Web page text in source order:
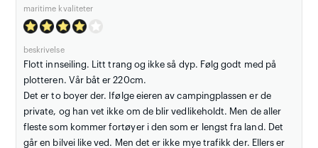
maritime kvaliteter
beskrivelse
Flott innseiling. Litt trang og ikke så dyp. Følg godt med på
plotteren. Vår båt er 220cm.
Det er to boyer der. Ifølge eieren av campingplassen er de
private, og han vet ikke om de blir vedlikeholdt. Men de aller
fleste som kommer fortøyer i den som er lengst fra land. Det
går en bilvei like ved. Men det er ikke mye trafikk der. Ellers er